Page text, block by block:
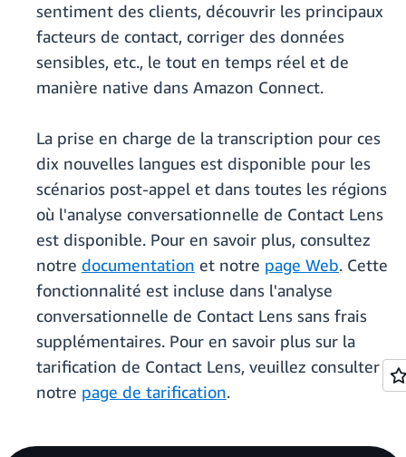
sentiment des clients, découvrir les principaux
facteurs de contact, corriger des données
sensibles, etc., le tout en temps réel et de
manière native dans Amazon Connect.
La prise en charge de la transcription pour ces
dix nouvelles langues est disponible pour les
scénarios post-appel et dans toutes les régions
où l'analyse conversationnelle de Contact Lens
est disponible. Pour en savoir plus, consultez
notre documentation et notre page Web. Cette
fonctionnalité est incluse dans l'analyse
conversationnelle de Contact Lens sans frais
supplémentaires. Pour en savoir plus sur la
tarification de Contact Lens, veuillez consulter
notre page de tarification.